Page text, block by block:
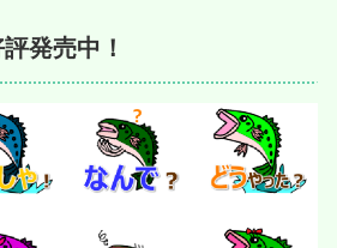
発売中！